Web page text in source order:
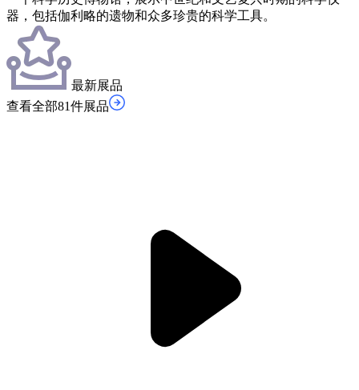
器，包括伽利略的遗物和众多珍贵的科学工具。
最新展品
查看全部81件展品